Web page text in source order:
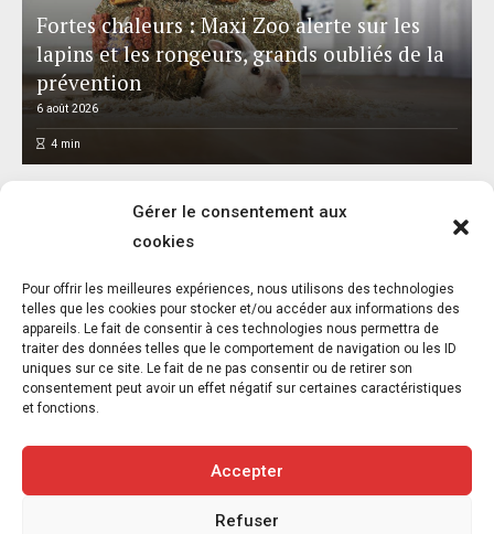
Gérer le consentement aux
cookies
Pour offrir les meilleures expériences, nous utilisons des technologies
telles que les cookies pour stocker et/ou accéder aux informations des
appareils. Le fait de consentir à ces technologies nous permettra de
traiter des données telles que le comportement de navigation ou les ID
uniques sur ce site. Le fait de ne pas consentir ou de retirer son
consentement peut avoir un effet négatif sur certaines caractéristiques
et fonctions.
Accepter
Refuser
Fortes chaleurs : Maxi Zoo alerte sur les
lapins et les rongeurs, grands oubliés de la
prévention
6 août 2026
4min
Une victoire majeure pour les animaux :
Brittany ferries met fin au transport
d’animaux vivants
4 août 2026 2